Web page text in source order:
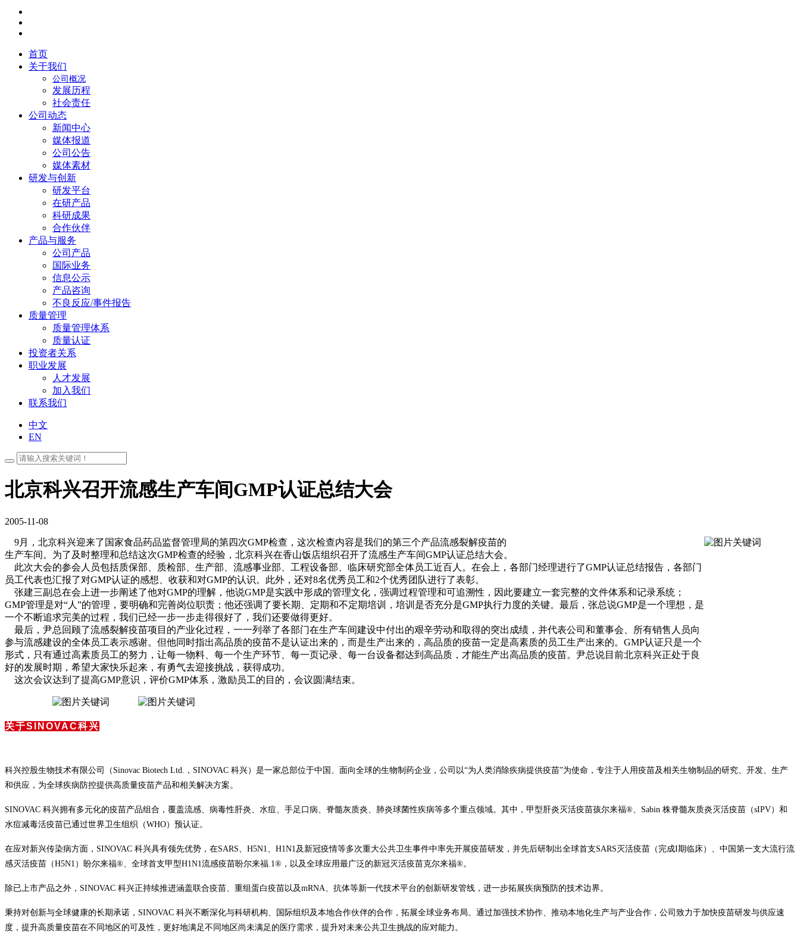
首页
关于我们
公司概况
发展历程
社会责任
公司动态
新闻中心
媒体报道
公司公告
媒体素材
研发与创新
研发平台
在研产品
科研成果
合作伙伴
产品与服务
公司产品
国际业务
信息公示
产品咨询
不良反应/事件报告
质量管理
质量管理体系
质量认证
投资者关系
职业发展
人才发展
加入我们
联系我们
中文
EN
北京科兴召开流感生产车间GMP认证总结大会
2005-11-08
9月，北京科兴迎来了国家食品药品监督管理局的第四次GMP检查，这次检查内容是我们的第三个产品流感裂解疫苗的
生产车间。为了及时整理和总结这次GMP检查的经验，北京科兴在香山饭店组织召开了流感生产车间GMP认证总结大会。
此次大会的参会人员包括质保部、质检部、生产部、流感事业部、工程设备部、临床研究部全体员工近百人。在会上，各部门经理进行了GMP认证总结报告，各部门
员工代表也汇报了对GMP认证的感想、收获和对GMP的认识。此外，还对8名优秀员工和2个优秀团队进行了表彰。
张建三副总在会上进一步阐述了他对GMP的理解，他说GMP是实践中形成的管理文化，强调过程管理和可追溯性，因此要建立一套完整的文件体系和记录系统；
GMP管理是对“人”的管理，要明确和完善岗位职责；他还强调了要长期、定期和不定期培训，培训是否充分是GMP执行力度的关键。最后，张总说GMP是一个理想，是
一个不断追求完美的过程，我们已经一步一步走得很好了，我们还要做得更好。
最后，尹总回顾了流感裂解疫苗项目的产业化过程，一一列举了各部门在生产车间建设中付出的艰辛劳动和取得的突出成绩，并代表公司和董事会、所有销售人员向
参与流感建设的全体员工表示感谢。但他同时指出高品质的疫苗不是认证出来的，而是生产出来的，高品质的疫苗一定是高素质的员工生产出来的。GMP认证只是一个
形式，只有通过高素质员工的努力，让每一物料、每一个生产环节、每一页记录、每一台设备都达到高品质，才能生产出高品质的疫苗。尹总说目前北京科兴正处于良
好的发展时期，希望大家快乐起来，有勇气去迎接挑战，获得成功。
这次会议达到了提高GMP意识，评价GMP体系，激励员工的目的，会议圆满结束。
关于SINOVAC科兴
科兴控股生物技术有限公司（Sinovac Biotech Ltd.，SINOVAC 科兴）是一家总部位于中国、面向全球的生物制药企业，公司以“为人类消除疾病提供疫苗”为使命，专注于人用疫苗及相关生物制品的研究、开发、生产
和供应，为全球疾病防控提供高质量疫苗产品和相关解决方案。
SINOVAC 科兴拥有多元化的疫苗产品组合，覆盖流感、病毒性肝炎、水痘、手足口病、脊髓灰质炎、肺炎球菌性疾病等多个重点领域。其中，甲型肝炎灭活疫苗孩尔来福®、Sabin 株脊髓灰质炎灭活疫苗（sIPV）和
水痘减毒活疫苗已通过世界卫生组织（WHO）预认证。
在应对新兴传染病方面，SINOVAC 科兴具有领先优势，在SARS、H5N1、H1N1及新冠疫情等多次重大公共卫生事件中率先开展疫苗研发，并先后研制出全球首支SARS灭活疫苗（完成I期临床）、中国第一支大流行流
感灭活疫苗（H5N1）盼尔来福®、全球首支甲型H1N1流感疫苗盼尔来福.1®，以及全球应用最广泛的新冠灭活疫苗克尔来福®。
除已上市产品之外，SINOVAC 科兴正持续推进涵盖联合疫苗、重组蛋白疫苗以及mRNA、抗体等新一代技术平台的创新研发管线，进一步拓展疾病预防的技术边界。
秉持对创新与全球健康的长期承诺，SINOVAC 科兴不断深化与科研机构、国际组织及本地合作伙伴的合作，拓展全球业务布局。通过加强技术协作、推动本地化生产与产业合作，公司致力于加快疫苗研发与供应速
度，提升高质量疫苗在不同地区的可及性，更好地满足不同地区尚未满足的医疗需求，提升对未来公共卫生挑战的应对能力。